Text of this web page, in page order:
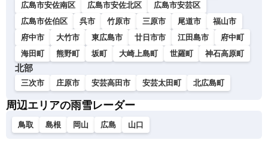
広島市安佐南区
広島市安佐北区
広島市安芸区
広島市佐伯区
呉市 竹原市 三原市 尾道市
福山市
府中市
大竹市 東広島市 廿日市市 江田島市
府中町
海田町
熊野町 坂町 大崎上島町 世羅町 神石高原町
北部
三次市 庄原市 安芸高田市 安芸太田町 北広島町
周辺エリアの雨雪レーダー
鳥取 島根 岡山 広島 山口